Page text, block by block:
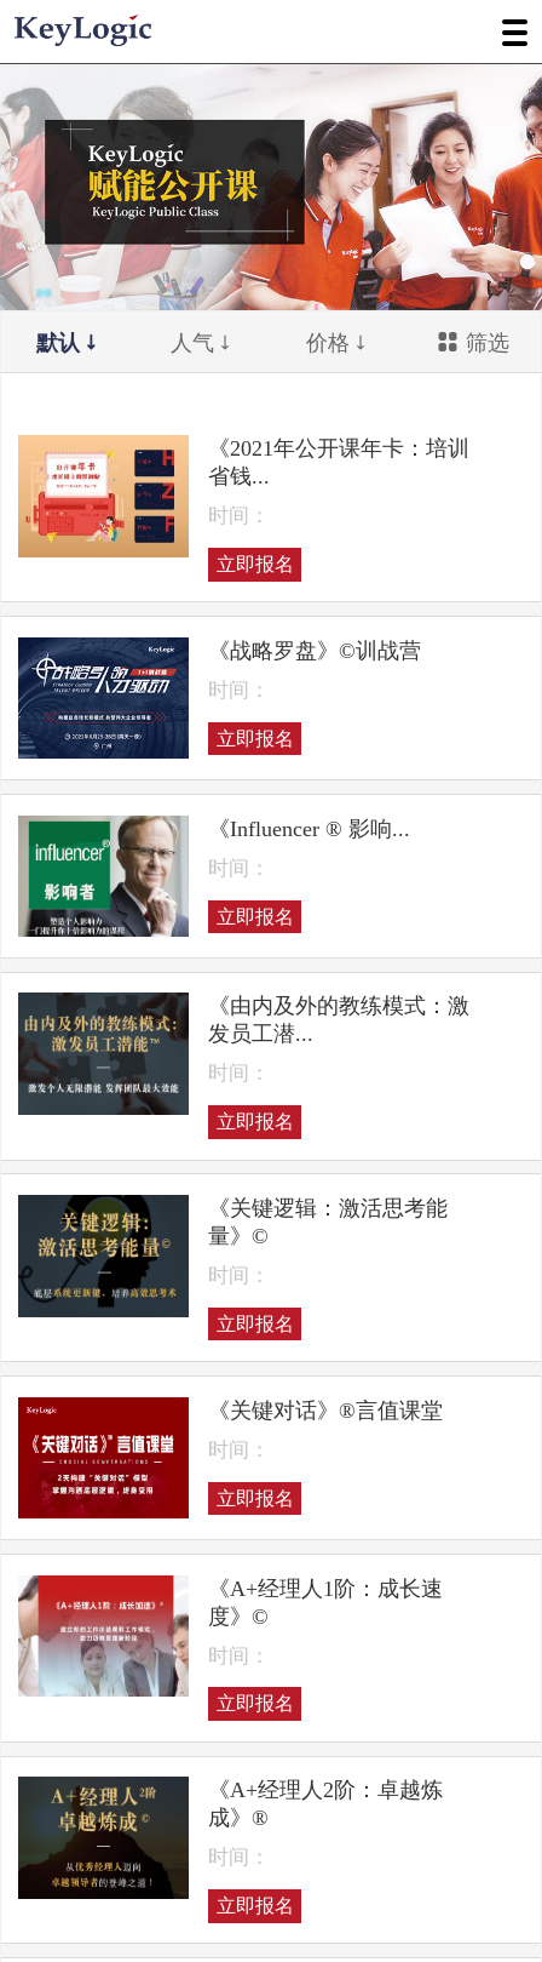
默认 人气 价格 筛选
《2021年公开课年卡：培训
省钱...
时间：
立即报名
《战略罗盘》©训战营
时间：
立即报名
《Influencer ® 影响...
时间：
立即报名
《由内及外的教练模式：激
发员工潜...
时间：
立即报名
《关键逻辑：激活思考能
量》©
时间：
立即报名
《关键对话》®言值课堂
时间：
立即报名
《A+经理人1阶：成长速
度》©
时间：
立即报名
《A+经理人2阶：卓越炼
成》®
时间：
立即报名